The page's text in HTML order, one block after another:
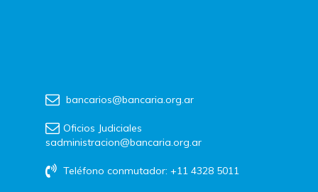
bancarios@bancaria.org.ar
Oficios Judiciales
sadministracion@bancaria.org.ar
Teléfono conmutador: +11 4328 5011